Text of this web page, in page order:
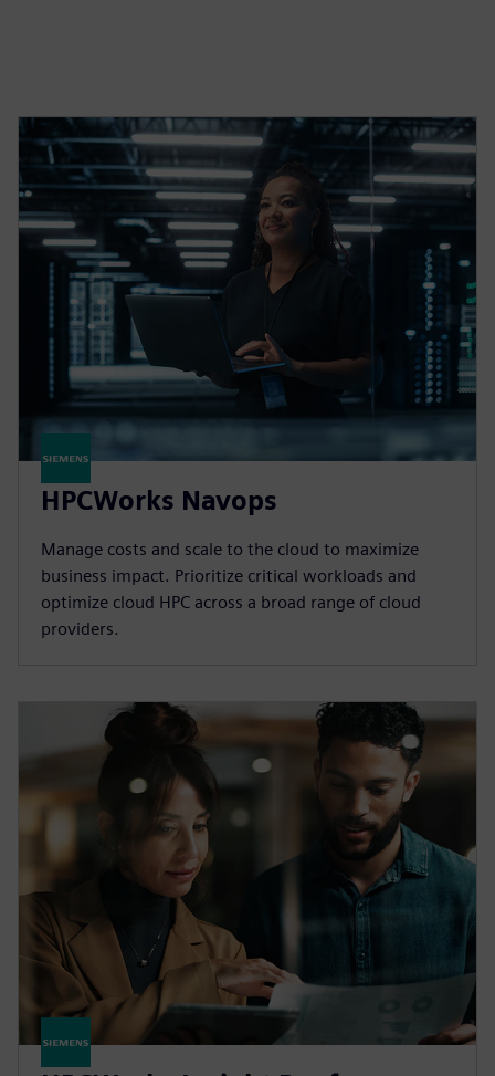
HPCWorks Navops
Manage costs and scale to the cloud to maximize
business impact. Prioritize critical workloads and
optimize cloud HPC across a broad range of cloud
providers.